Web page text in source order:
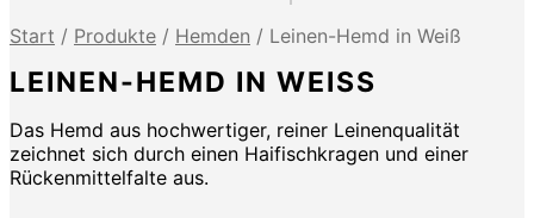
Start / Produkte / Hemden / Leinen-Hemd in Weiß
LEINEN-HEMD IN WEISS
Das Hemd aus hochwertiger, reiner Leinenqualität
zeichnet sich durch einen Haifischkragen und einer
Rückenmittelfalte aus.